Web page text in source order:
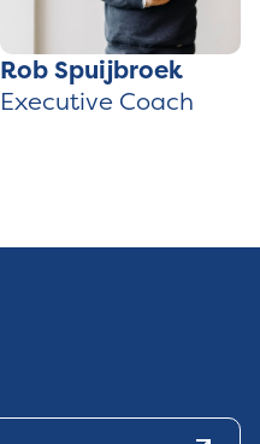
Rob Spuijbroek
Executive Coach